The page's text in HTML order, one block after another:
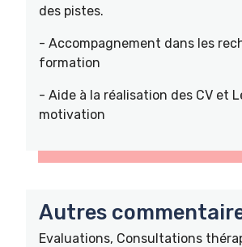
des pistes.
- Accompagnement dans les
formation
- Aide à la réalisation des CV et
motivation
Autres
Evaluations, Consultations